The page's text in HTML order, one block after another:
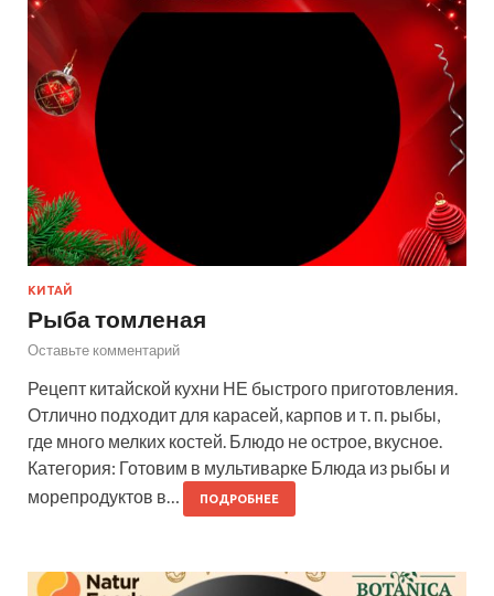
КИТАЙ
Рыба томленая
Оставьте комментарий
Рецепт китайской кухни НЕ быстрого приготовления.
Отлично подходит для карасей, карпов и т. п. рыбы,
где много мелких костей. Блюдо не острое, вкусное.
Категория: Готовим в мультиварке Блюда из рыбы и
морепродуктов в…
ПОДРОБНЕЕ